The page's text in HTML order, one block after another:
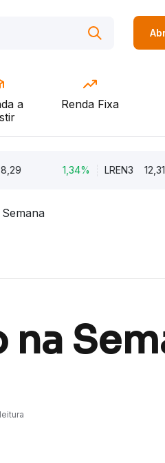
a
Renda Fixa
LREN3 12,31